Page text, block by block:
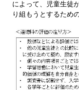
によって、児童生徒
り組もうとするため